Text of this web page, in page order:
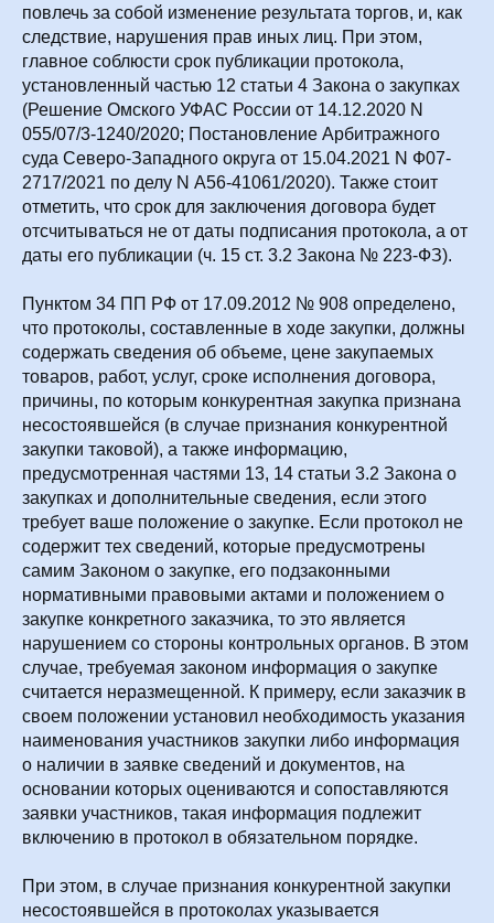
повлечь за собой изменение результата торгов, и, как
следствие, нарушения прав иных лиц. При этом,
главное соблюсти срок публикации протокола,
установленный частью 12 статьи 4 Закона о закупках
(Решение Омского УФАС России от 14.12.2020 N
055/07/3-1240/2020; Постановление Арбитражного
суда Северо-Западного округа от 15.04.2021 N Ф07-
2717/2021 по делу N А56-41061/2020). Также стоит
отметить, что срок для заключения договора будет
отсчитываться не от даты подписания протокола, а от
даты его публикации (ч. 15 ст. 3.2 Закона № 223-ФЗ).
Пунктом 34 ПП РФ от 17.09.2012 № 908 определено,
что протоколы, составленные в ходе закупки, должны
содержать сведения об объеме, цене закупаемых
товаров, работ, услуг, сроке исполнения договора,
причины, по которым конкурентная закупка признана
несостоявшейся (в случае признания конкурентной
закупки таковой), а также информацию,
предусмотренная частями 13, 14 статьи 3.2 Закона о
закупках и дополнительные сведения, если этого
требует ваше положение о закупке. Если протокол не
содержит тех сведений, которые предусмотрены
самим Законом о закупке, его подзаконными
нормативными правовыми актами и положением о
закупке конкретного заказчика, то это является
нарушением со стороны контрольных органов. В этом
случае, требуемая законом информация о закупке
считается неразмещенной. К примеру, если заказчик в
своем положении установил необходимость указания
наименования участников закупки либо информация
о наличии в заявке сведений и документов, на
основании которых оцениваются и сопоставляются
заявки участников, такая информация подлежит
включению в протокол в обязательном порядке.
При этом, в случае признания конкурентной закупки
несостоявшейся в протоколах указывается